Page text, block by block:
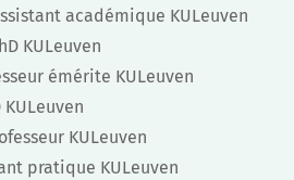
académique KULeuven
KULeuven
émérite KULeuven
KULeuven
pratique KULeuven